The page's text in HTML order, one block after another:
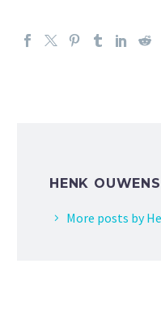
HENK OUWENS
More posts by